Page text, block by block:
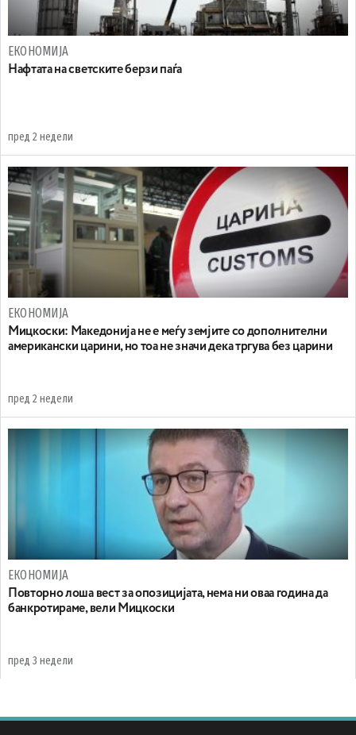
ЕКОНОМИЈА
Нафтата на светските берзи паѓа
пред 2 недели
ЕКОНОМИЈА
Мицкоски: Македонија не е меѓу земјите со дополнителни
американски царини, но тоа не значи дека тргува без царини
пред 2 недели
ЕКОНОМИЈА
Повторно лоша вест за опозицијата, нема ни оваа година да
банкротираме, вели Мицкоски
пред 3 недели